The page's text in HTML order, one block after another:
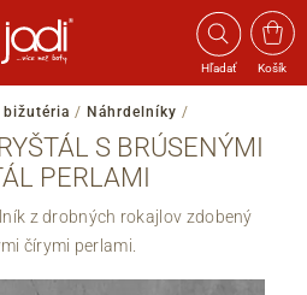
Hľadať Košík
bižutéria / Náhrdelníky /
S BRÚSENÝMI
PERLAMI
z drobných rokajlov zdobený
čírymi perlami.